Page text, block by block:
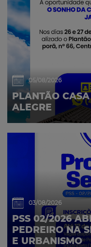
05/08/2026
PLANTÃO
ALEGRE
03/08/2026
PSS 02/2026
PEDREIRO NA
E URBANISMO